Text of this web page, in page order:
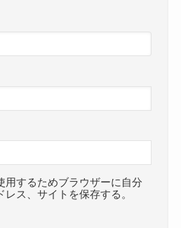
用するためブラウザーに自分
ス、サイトを保存する。